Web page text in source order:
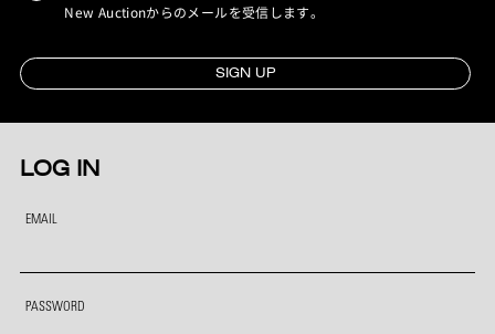
New Auctionからのメールを受信します。
SIGN UP
LOG IN
EMAIL
PASSWORD